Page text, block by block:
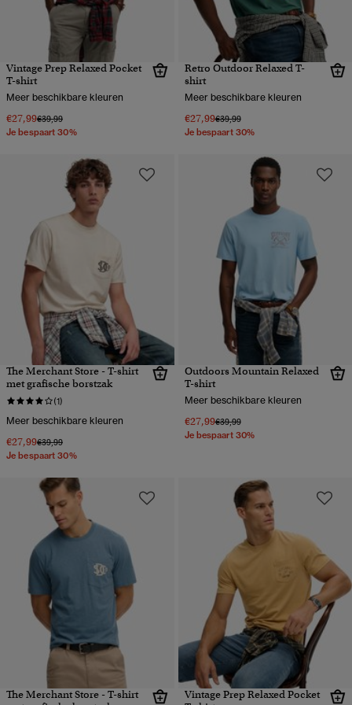
Vintage Prep Relaxed Pocket
T-shirt
Meer beschikbare kleuren
€27,99Prijs verlaagd van
€39,99naar
Je bespaart 30%
Retro Outdoor Relaxed T-
shirt
Meer beschikbare kleuren
€27,99Prijs verlaagd van
€39,99naar
Je bespaart 30%
The Merchant Store - T-shirt
met grafische borstzak
(1)
Meer beschikbare kleuren
€27,99Prijs verlaagd van
€39,99naar
Je bespaart 30%
Outdoors Mountain Relaxed
T-shirt
Meer beschikbare kleuren
€27,99Prijs verlaagd van
€39,99naar
Je bespaart 30%
The Merchant Store - T-shirt
Vintage Prep Relaxed Pocket